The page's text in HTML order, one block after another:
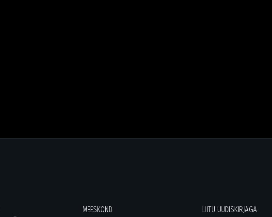
MEESKOND LIITU UUDISKIRJAGA